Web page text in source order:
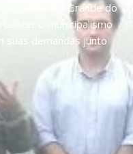
do Rio Grande do
o municipalismo
suas demandas junto